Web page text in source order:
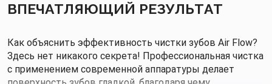
ВПЕЧАТЛЯЮЩИЙ РЕЗУЛЬТАТ
Как объяснить эффективность чистки зубов Air Flow?
Здесь нет никакого секрета! Профессиональная чистка
с применением современной аппаратуры делает